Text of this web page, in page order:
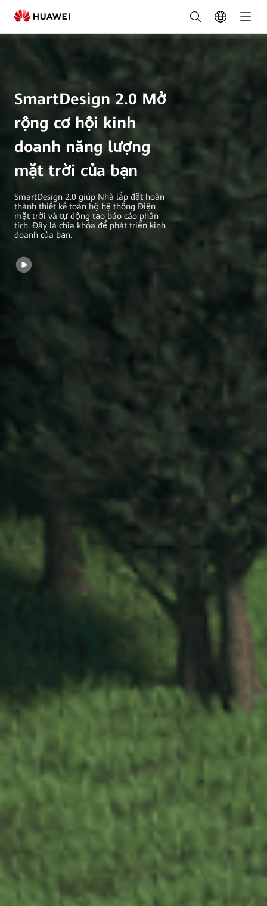
Tải
SmartDesign
phiên
2.0
HUAWEI
Smart
PV
Việt
Nam
SmartDesign 2.0 Mở
rộng cơ hội kinh
doanh năng lượng
mặt trời của bạn
SmartDesign 2.0 giúp Nhà lắp đặt hoàn
thành thiết kế toàn bộ hệ thống Điện
mặt trời và tự động tạo báo cáo phân
tích. Đây là chìa khóa để phát triển kinh
doanh của bạn.